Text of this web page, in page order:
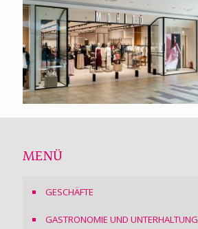
MENÜ
GESCHÄFTE
GASTRONOMIE UND UNTERHALTUNG